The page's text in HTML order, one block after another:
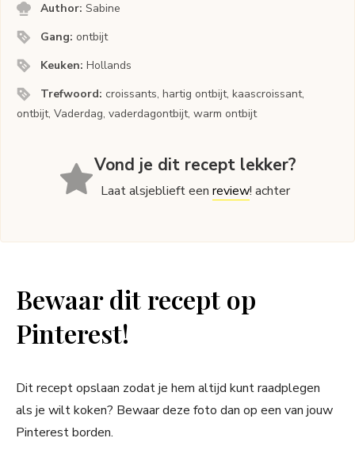
Author:Sabine
Gang: ontbijt
Keuken:Hollands
Trefwoord: croissants, hartig ontbijt, kaascroissant,
ontbijt, Vaderdag, vaderdagontbijt, warm ontbijt
Vond je dit recept lekker?
Laat alsjeblieft eenreview! achter
Bewaar dit recept op
Pinterest!
Dit recept opslaan zodat je hem altijd kunt raadplegen
als je wilt koken? Bewaar deze foto dan op een van jouw
Pinterest borden.